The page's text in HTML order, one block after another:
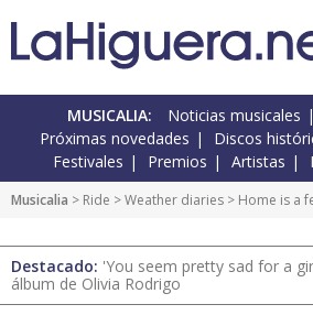
MUSICALIA: Noticias musicales
Próximas novedades
Discos
Festivales
Premios Artistas
Musicalia > Ride >Weather diaries > Home is a
Destacado: 'You seem pretty sad for a
álbum de Olivia Rodrigo